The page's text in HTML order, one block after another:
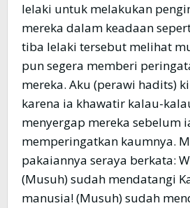
lelaki untuk melakukan
mereka dalam keadaan
tiba lelaki tersebut melihat
pun segera memberi
mereka. Aku (perawi hadits)
karena ia khawatir kalau-
menyergap mereka sebelum
memperingatkan kaumnya.
pakaiannya seraya berkata:
(Musuh) sudah mendatangi
manusia! (Musuh) sudah